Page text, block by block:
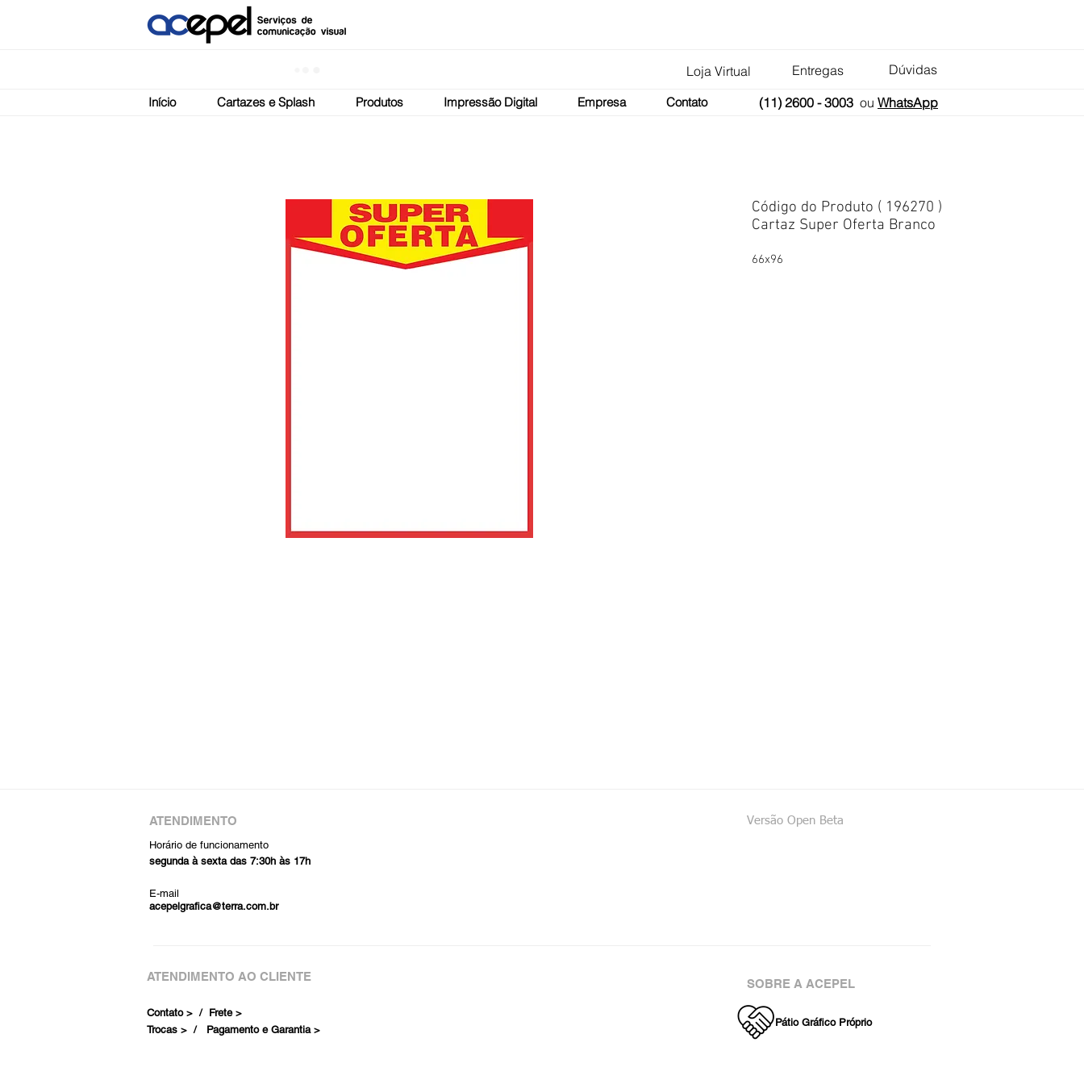
Loja Virtual Entregas Dúvidas
Código do Produto ( 196270 )
Cartaz Super Oferta Branco
66x96
(11) 2600 - 3003 ou WhatsApp
Início Cartazes e Splash Produtos Impressão Digital Empresa Contato
ATENDIMENTO
Versão Open Beta
Horário de funcionamento
segunda à sexta das 7:30h às 17h
E-mail
acepelgrafica@terra.com.br
ATENDIMENTO AO CLIENTE
Contato > / Frete >
Trocas > / Pagamento e Garantia >
SOBRE A ACEPEL
Pátio Gráfico Próprio